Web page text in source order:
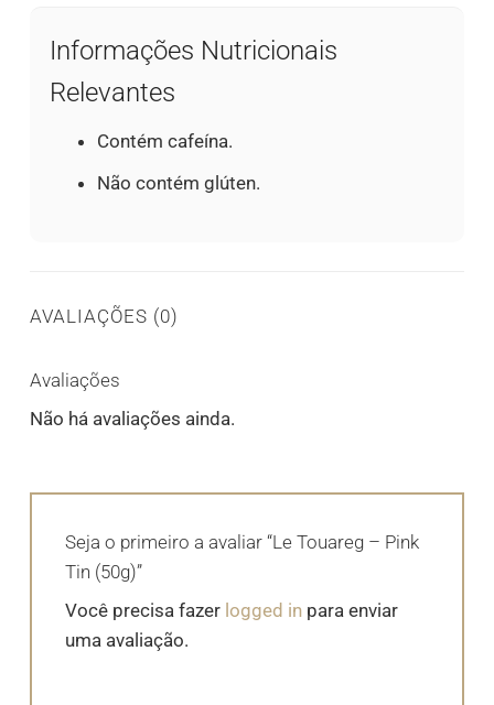
Informações Nutricionais
Relevantes
Contém cafeína.
Não contém glúten.
AVALIAÇÕES (0)
Avaliações
Não há avaliações ainda.
Seja o primeiro a avaliar “Le Touareg – Pink
Tin (50g)”
Você precisa fazer logged in para enviar
uma avaliação.